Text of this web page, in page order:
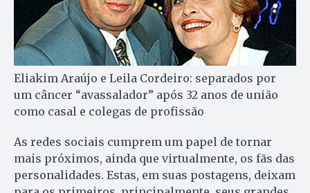
Eliakim Araújo e Leila Cordeiro: separados por
um câncer “avassalador” após 32 anos de união
como casal e colegas de profissão
As redes sociais cumprem um papel de tornar
mais próximos, ainda que virtualmente, os fãs das
personalidades. Estas, em suas postagens, deixam